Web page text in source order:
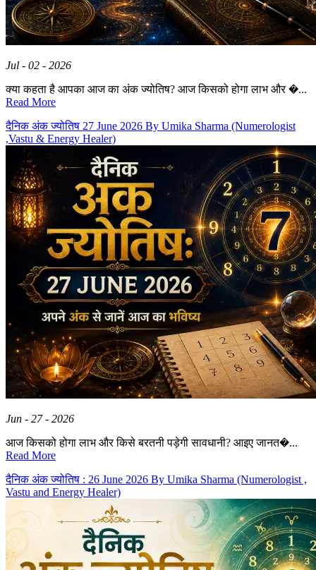
Jul - 02 - 2026
क्या कहता है आपका आज का अंक ज्योतिष? आज किसको होगा लाभ और �...
Read More
दैनिक अंक ज्योतिष 27 June 2026 By Umika Sharma (Numerologist
,Vastu & Energy Healer)
Jun - 27 - 2026
आज किसको होगा लाभ और किसे बरतनी पड़ेगी सावधानी? आइए जानत�...
Read More
दैनिक अंक ज्योतिष : 26 June 2026 By Umika Sharma (Numerologist ,
Vastu and Energy Healer)